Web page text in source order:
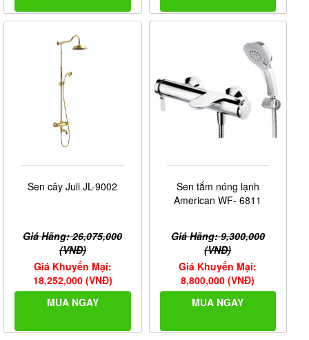
Sen cây Juli JL-9002
Giá Hãng: 26,075,000
(VNĐ)
Giá Khuyến Mại:
18,252,000 (VNĐ)
MUA NGAY
Sen tắm nóng lạnh
American WF- 6811
Giá Hãng: 9,300,000
(VNĐ)
Giá Khuyến Mại:
8,800,000 (VNĐ)
MUA NGAY